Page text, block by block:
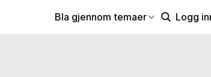
Bla gjennom temaer Logg